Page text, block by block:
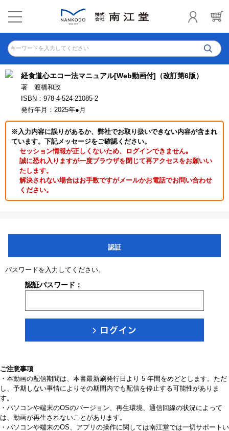
キーワードを入力してください
経食道心エコー法マニュアル[Web動画付]（改訂第6版）
著 渡橋和政
ISBN：978-4-524-21085-2
発行年月：2025年●月
※入力内容に誤りがあるか、弊社でお取り扱いできない内容が含まれ
ています。下記メッセージをご確認ください。
セッション情報が正しくないため、ログインできません｡
誠に恐れ入りますが一度ブラウザを閉じて再アクセスをお願いい
たします。
解決されない場合はお手数ですがメールかお電話でお問い合わせ
ください。
認証
パスワードを入力してください。
認証パスワード：
ご注意事項
・本動画の配信期間は、本書最新刷発行日より 5 年間をめどとします。ただ
し、予期しない事情によりその期間内でも配信を停止する可能性がありま
す。
・パソコンや端末のOSのバージョン、再生環境、通信回線の状況によって
は、動画が再生されないことがあります。
・パソコンや端末のOS、アプリの操作に関しては南江堂では一切サポートい